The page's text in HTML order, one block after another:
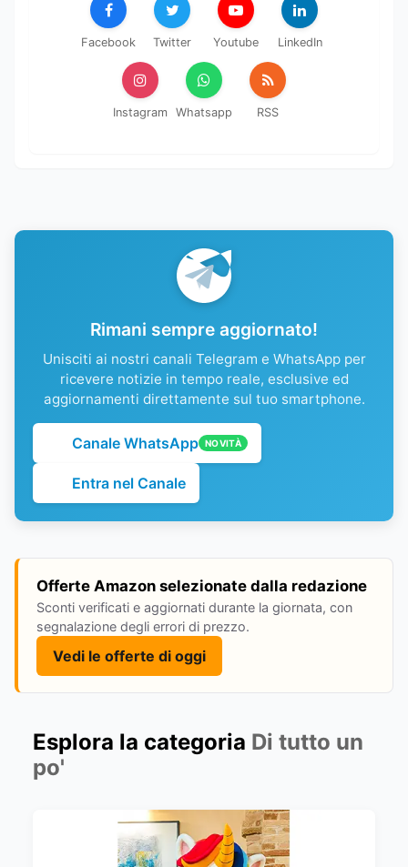
Facebook Twitter Youtube LinkedIn
Instagram Whatsapp RSS
Rimani sempre aggiornato!
Unisciti ai nostri canali Telegram e WhatsApp per
ricevere notizie in tempo reale, esclusive ed
aggiornamenti direttamente sul tuo smartphone.
Canale WhatsApp NOVITÀ
Entra nel Canale
Offerte Amazon selezionate dalla redazione
Sconti verificati e aggiornati durante la giornata, con
segnalazione degli errori di prezzo.
Vedi le offerte di oggi
Esplora la categoria Di tutto un
po'